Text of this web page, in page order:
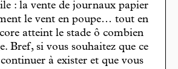
: la vente de journaux papier
le vent en poupe… tout en
atteint le stade ô combien
Bref, si vous souhaitez que ce
à exister et que vous